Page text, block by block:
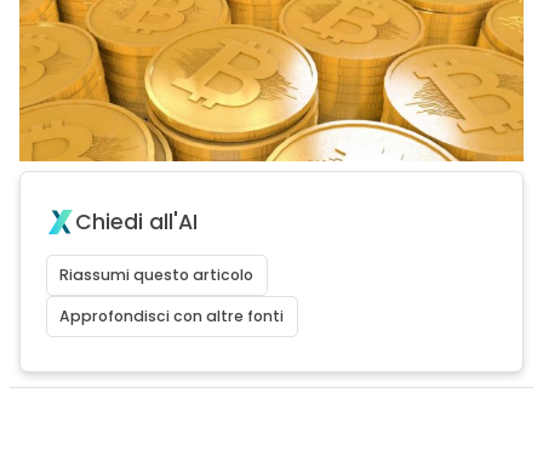
Chiedi all'AI
Riassumi questo articolo
Approfondisci con altre fonti